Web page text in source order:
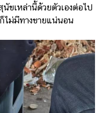
นัขเหล่านี้ด้วยตัวเองต่อไป
ไม่มีทางขายแน่นอน